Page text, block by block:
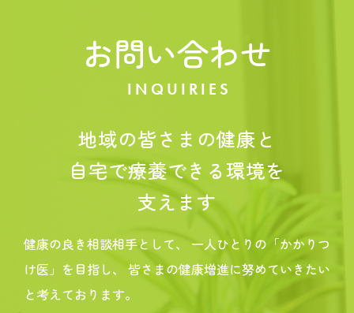
お問い合わせ
INQUIRIES
地域の皆さまの健康と
自宅で療養できる環境を
支えます
健康の良き相談相手として、 一人ひとりの「かかりつ
け医」を目指し、皆さまの健康増進に努めていきたい
と考えております。